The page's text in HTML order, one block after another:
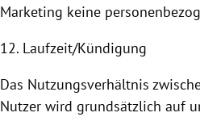
Marketing keine
12. Laufzeit/Kündigung
Das Nutzungsverhältnis
Nutzer wird grundsätzlich auf